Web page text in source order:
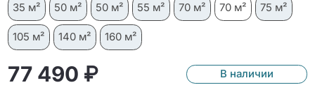
35 м² 50 м² 50 м² 55 м² 70 м² 70 м² 75 м²
105 м² 140 м² 160 м²
77 490 ₽ В наличии